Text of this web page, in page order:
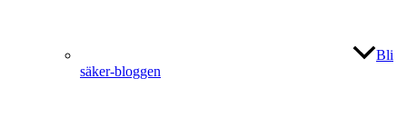
Bli
säker-bloggen